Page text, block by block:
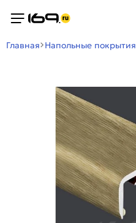
Главная Напольные покрытия